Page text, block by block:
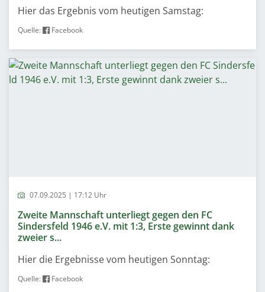
Hier das Ergebnis vom heutigen Samstag:
Quelle: Facebook
07.09.2025 | 17:12 Uhr
Zweite Mannschaft unterliegt gegen den FC
Sindersfeld 1946 e.V. mit 1:3, Erste gewinnt dank
zweier s...
Hier die Ergebnisse vom heutigen Sonntag:
Quelle: Facebook